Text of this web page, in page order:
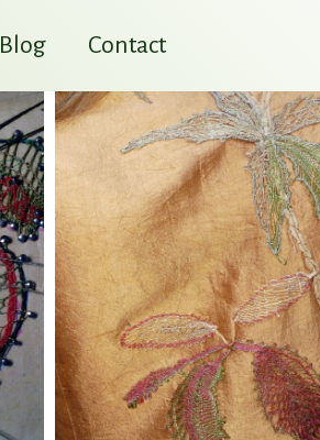
Blog Contact